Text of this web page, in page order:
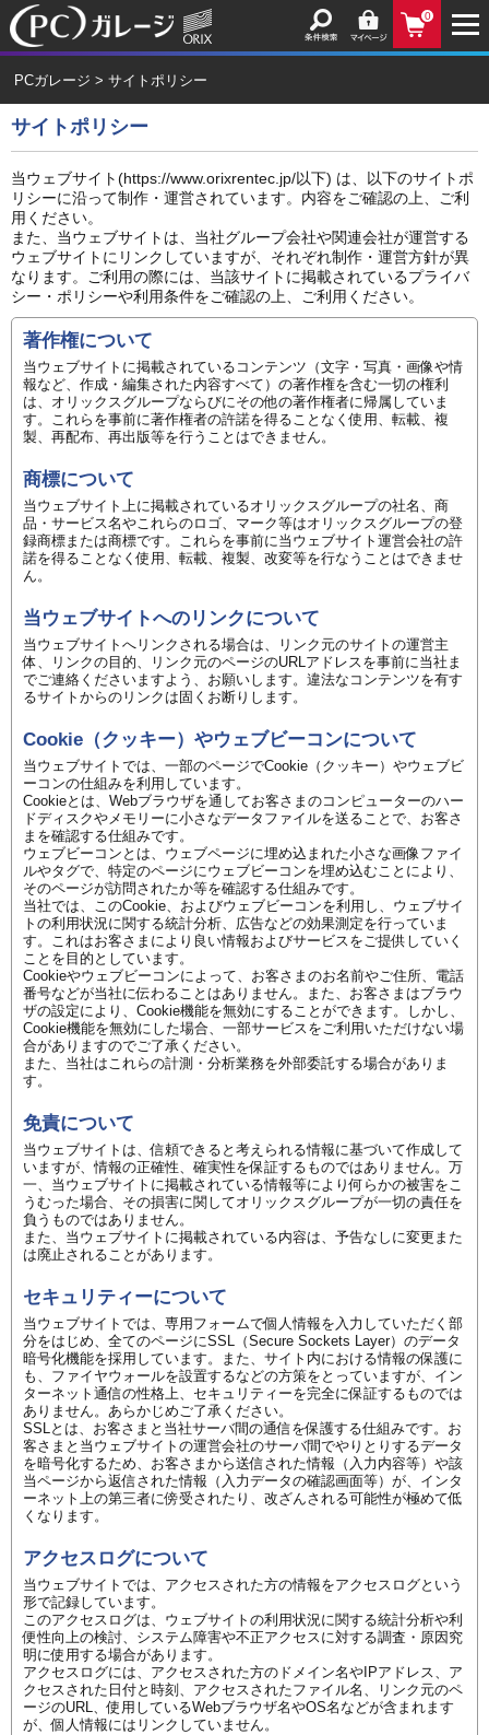
0
PCガレージ >サイトポリシー
サイトポリシー
当ウェブサイト(https://www.orixrentec.jp/以下) は、以下のサイトポ
リシーに沿って制作・運営されています。内容をご確認の上、ご利
用ください。
また、当ウェブサイトは、当社グループ会社や関連会社が運営する
ウェブサイトにリンクしていますが、それぞれ制作・運営方針が異
なります。ご利用の際には、当該サイトに掲載されているプライバ
シー・ポリシーや利用条件をご確認の上、ご利用ください。
著作権について
当ウェブサイトに掲載されているコンテンツ（文字・写真・画像や情
報など、作成・編集された内容すべて）の著作権を含む一切の権利
は、オリックスグループならびにその他の著作権者に帰属していま
す。これらを事前に著作権者の許諾を得ることなく使用、転載、複
製、再配布、再出版等を行うことはできません。
商標について
当ウェブサイト上に掲載されているオリックスグループの社名、商
品・サービス名やこれらのロゴ、マーク等はオリックスグループの登
録商標または商標です。これらを事前に当ウェブサイト運営会社の許
諾を得ることなく使用、転載、複製、改変等を行なうことはできませ
ん。
当ウェブサイトへのリンクについて
当ウェブサイトへリンクされる場合は、リンク元のサイトの運営主
体、リンクの目的、リンク元のページのURLアドレスを事前に当社ま
でご連絡くださいますよう、お願いします。違法なコンテンツを有す
るサイトからのリンクは固くお断りします。
Cookie（クッキー）やウェブビーコンについて
当ウェブサイトでは、一部のページでCookie（クッキー）やウェブビ
ーコンの仕組みを利用しています。
Cookieとは、Webブラウザを通してお客さまのコンピューターのハー
ドディスクやメモリーに小さなデータファイルを送ることで、お客さ
まを確認する仕組みです。
ウェブビーコンとは、ウェブページに埋め込まれた小さな画像ファイ
ルやタグで、特定のページにウェブビーコンを埋め込むことにより、
そのページが訪問されたか等を確認する仕組みです。
当社では、このCookie、およびウェブビーコンを利用し、ウェブサイ
トの利用状況に関する統計分析、広告などの効果測定を行っていま
す。これはお客さまにより良い情報およびサービスをご提供していく
ことを目的としています。
Cookieやウェブビーコンによって、お客さまのお名前やご住所、電話
番号などが当社に伝わることはありません。また、お客さまはブラウ
ザの設定により、Cookie機能を無効にすることができます。しかし、
Cookie機能を無効にした場合、一部サービスをご利用いただけない場
合がありますのでご了承ください。
また、当社はこれらの計測・分析業務を外部委託する場合がありま
す。
免責について
当ウェブサイトは、信頼できると考えられる情報に基づいて作成して
いますが、情報の正確性、確実性を保証するものではありません。万
一、当ウェブサイトに掲載されている情報等により何らかの被害をこ
うむった場合、その損害に関してオリックスグループが一切の責任を
負うものではありません。
また、当ウェブサイトに掲載されている内容は、予告なしに変更また
は廃止されることがあります。
セキュリティーについて
当ウェブサイトでは、専用フォームで個人情報を入力していただく部
分をはじめ、全てのページにSSL（Secure Sockets Layer）のデータ
暗号化機能を採用しています。また、サイト内における情報の保護に
も、ファイヤウォールを設置するなどの方策をとっていますが、イン
ターネット通信の性格上、セキュリティーを完全に保証するものでは
ありません。あらかじめご了承ください。
SSLとは、お客さまと当社サーバ間の通信を保護する仕組みです。お
客さまと当ウェブサイトの運営会社のサーバ間でやりとりするデータ
を暗号化するため、お客さまから送信された情報（入力内容等）や該
当ページから返信された情報（入力データの確認画面等）が、インタ
ーネット上の第三者に傍受されたり、改ざんされる可能性が極めて低
くなります。
アクセスログについて
当ウェブサイトでは、アクセスされた方の情報をアクセスログという
形で記録しています。
このアクセスログは、ウェブサイトの利用状況に関する統計分析や利
便性向上の検討、システム障害や不正アクセスに対する調査・原因究
明に使用する場合があります。
アクセスログには、アクセスされた方のドメイン名やIPアドレス、ア
クセスされた日付と時刻、アクセスされたファイル名、リンク元のペ
ージのURL、使用しているWebブラウザ名やOS名などが含まれます
が、個人情報にはリンクしていません。